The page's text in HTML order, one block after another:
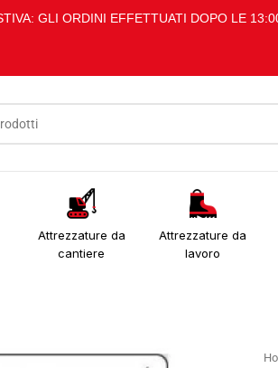
GLI ORDINI EFFETTUATI DOPO LE
Attrezzature da
cantiere
Attrezzature da
lavoro